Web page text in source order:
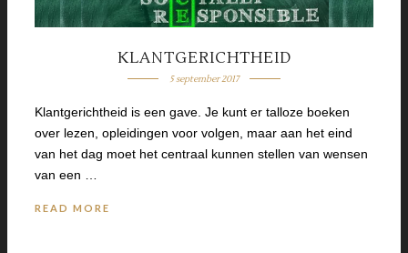
KLANTGERICHTHEID
5 september 2017
Klantgerichtheid is een gave. Je kunt er talloze boeken
over lezen, opleidingen voor volgen, maar aan het eind
van het dag moet het centraal kunnen stellen van wensen
van een …
READ MORE